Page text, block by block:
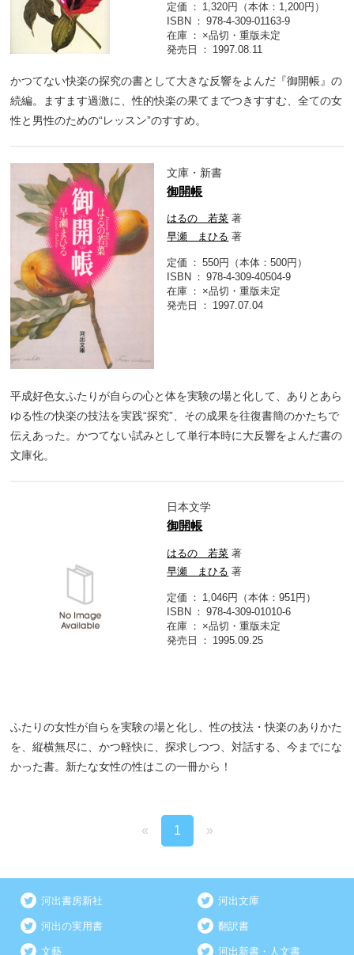
定価
1,320円（本体：1,200円）
ISBN
978-4-309-01163-9
在庫
×品切・重版未定
発売日
1997.08.11
かつてない快楽の探究の書として大きな反響をよんだ『御開帳』の
続編。ますます過激に、性的快楽の果てまでつきすすむ、全ての女
性と男性のための“レッスン”のすすめ。
文庫・新書
御開帳
はるの 若菜 著
早瀬 まひる 著
定価
550円（本体：500円）
ISBN
978-4-309-40504-9
在庫
×品切・重版未定
発売日
1997.07.04
平成好色女ふたりが自らの心と体を実験の場と化して、ありとあら
ゆる性の快楽の技法を実践“探究”、その成果を往復書簡のかたちで
伝えあった。かつてない試みとして単行本時に大反響をよんだ書の
文庫化。
日本文学
御開帳
はるの 若菜 著
早瀬 まひる 著
定価
1,046円（本体：951円）
ISBN
978-4-309-01010-6
在庫
×品切・重版未定
発売日
1995.09.25
ふたりの女性が自らを実験の場と化し、性の技法・快楽のありかた
を、縦横無尽に、かつ軽快に、探求しつつ、対話する、今までにな
かった書。新たな女性の性はこの一冊から！
« 1 »
河出書房新社 河出文庫
河出の実用書 翻訳書
文藝 河出新書・人文書